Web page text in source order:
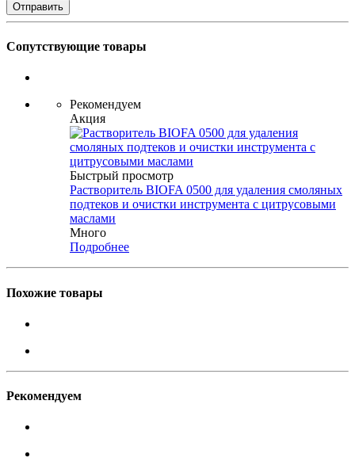
Сопутствующие товары
Рекомендуем
Акция
Быстрый просмотр
Растворитель BIOFA 0500 для удаления смоляных
подтеков и очистки инструмента с цитрусовыми
маслами
Много
Подробнее
Похожие товары
Рекомендуем